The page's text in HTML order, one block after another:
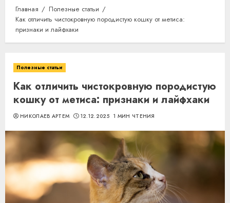
Главная
Полезные статьи
Как отличить чистокровную породистую кошку от метиса:
признаки и лайфхаки
Полезные статьи
Как отличить чистокровную породистую
кошку от метиса: признаки и лайфхаки
НИКОЛАЕВ АРТЕМ 12.12.2025 1 МИН ЧТЕНИЯ